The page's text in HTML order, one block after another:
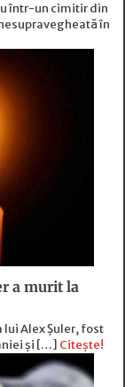
într-un cimitir din
în
a murit la
Alex Șuler, fost
și […] Citește!